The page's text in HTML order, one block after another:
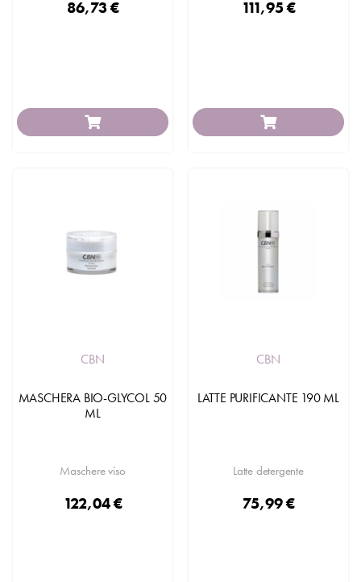
86,73 € 111,95 €
CBN
MASCHERA BIO-GLYCOL 50
ML
Maschere viso
122,04 €
CBN
LATTE PURIFICANTE 190 ML
Latte detergente
75,99 €